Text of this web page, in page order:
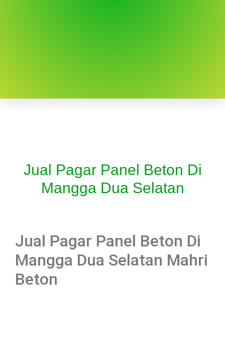
Jual Pagar Panel Beton Di
Mangga Dua Selatan
Jual Pagar Panel Beton Di
Mangga Dua Selatan Mahri
Beton